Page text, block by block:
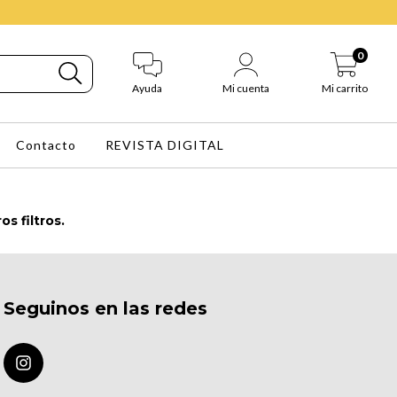
Ayuda Mi cuenta Mi carrito
0
Contacto REVISTA DIGITAL
filtros.
Seguinos en las redes